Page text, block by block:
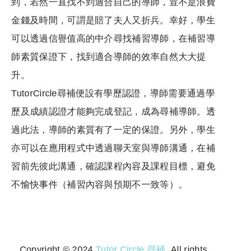
金錢及時間，可謂是賠了夫人又折兵。幸好，學生
可以透過信譽值高的中介尋找補習導師，在補習導
師素質保證下，找到適合導師的效率自然大大提
升。
TutorCircle尋補便設有學歷認證，導師需要通過學
歷及成績認證才能夠完成登記，成為尋補導師。透
過此法，導師的素質有了一定的保證。另外，學生
亦可以在應用程式中透過聊天室與導師溝通，在補
習前先彼此溝通，確認課程內容及課程目標，避免
不愉快事件（補習內容與預期不一致等）。